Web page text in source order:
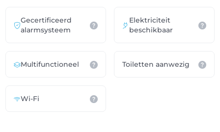
Gecertificeerd
alarmsysteem
Elektriciteit
beschikbaar
Multifunctioneel Toiletten aanwezig
Wi-Fi